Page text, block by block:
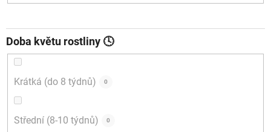
Doba květu rostliny 🕓
Krátká (do 8 týdnů) 0
Střední (8-10 týdnů) 0